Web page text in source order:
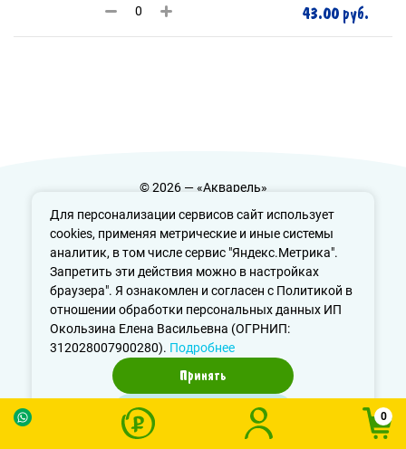
Для персонализации сервисов сайт использует
cookies, применяя метрические и иные системы
аналитик, в том числе сервис "Яндекс.Метрика".
Запретить эти действия можно в настройках
браузера". Я ознакомлен и согласен с Политикой в
отношении обработки персональных данных ИП
Окользина Елена Васильевна (ОГРНИП:
312028007900280). Подробнее
Принять
0
43.00 руб.
© 2026 — «Акварель»
Политика конфиденциальности